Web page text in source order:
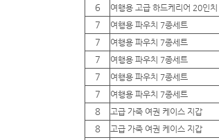
6
여행용 고급 하드케리어 20인치
7
여행용 파우치 7종세트
7
여행용 파우치 7종세트
7
여행용 파우치 7종세트
7
여행용 파우치 7종세트
7
여행용 파우치 7종세트
8
고급 가죽 여권 케이스 지갑
8
고급 가죽 여권 케이스 지갑